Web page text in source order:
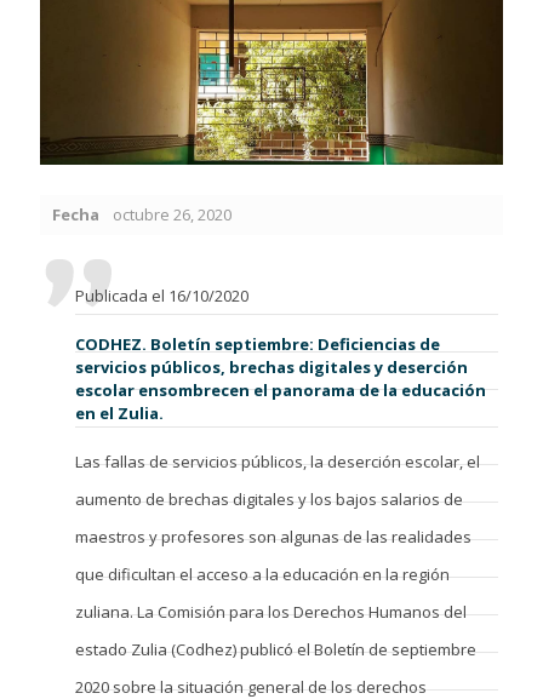
Fecha octubre 26, 2020
Publicada el 16/10/2020
CODHEZ. Boletín septiembre: Deficiencias de
servicios públicos, brechas digitales y deserción
escolar ensombrecen el panorama de la educación
en el Zulia.
Las fallas de servicios públicos, la deserción escolar, el
aumento de brechas digitales y los bajos salarios de
maestros y profesores son algunas de las realidades
que dificultan el acceso a la educación en la región
zuliana. La Comisión para los Derechos Humanos del
estado Zulia (Codhez) publicó el Boletín de septiembre
2020 sobre la situación general de los derechos